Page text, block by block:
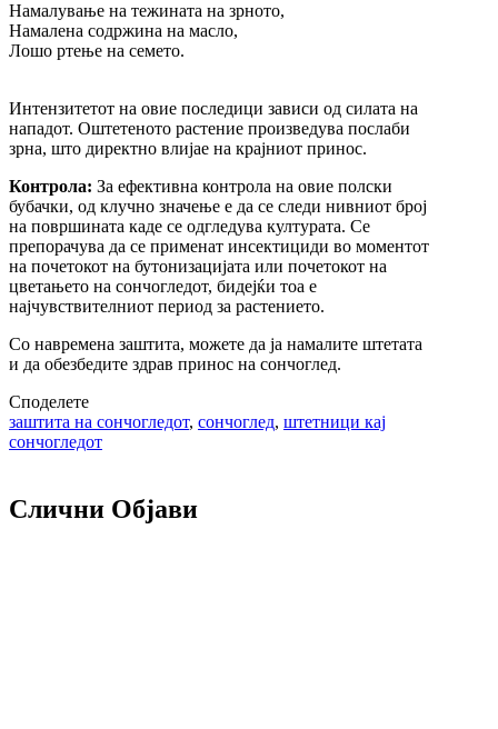
Намалување на тежината на зрното,
Намалена содржина на масло,
Лошо ртење на семето.
Интензитетот на овие последици зависи од силата на
нападот. Оштетеното растение произведува послаби
зрна, што директно влијае на крајниот принос.
Контрола: За ефективна контрола на овие полски
бубачки, од клучно значење е да се следи нивниот број
на површината каде се одгледува културата. Се
препорачува да се применат инсектициди во моментот
на почетокот на бутонизацијата или почетокот на
цветањето на сончогледот, бидејќи тоа е
најчувствителниот период за растението.
Со навремена заштита, можете да ја намалите штетата
и да обезбедите здрав принос на сончоглед.
Споделете
заштита на сончогледот, сончоглед, штетници кај
сончогледот
Слични Објави